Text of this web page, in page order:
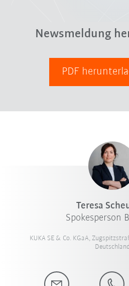
Newsmeldung
PDF
Teresa
Spokesperson
KUKA SE & Co. KGaA,
Deutschland